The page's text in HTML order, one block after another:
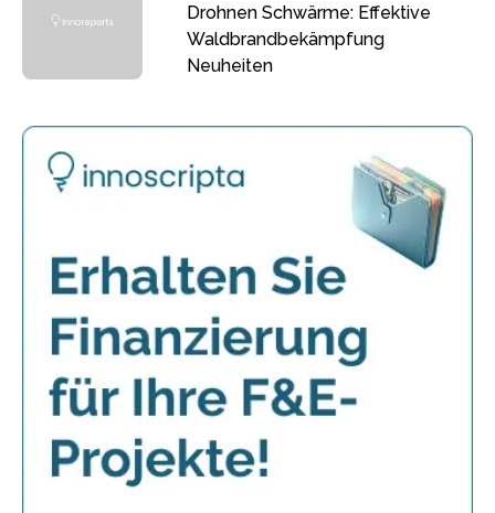
Drohnen Schwärme: Effektive
Waldbrandbekämpfung
Neuheiten